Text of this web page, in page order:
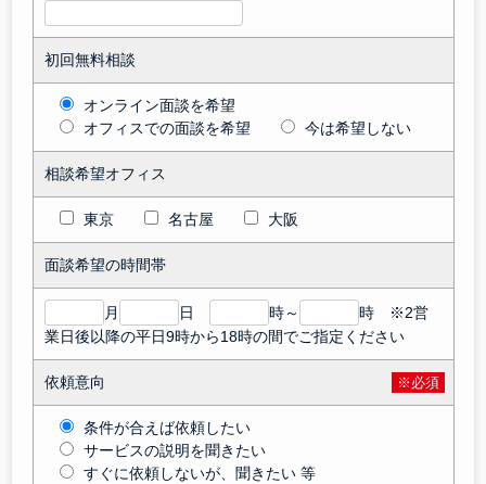
初回無料相談
オンライン面談を希望
オフィスでの面談を希望
今は希望しない
相談希望オフィス
東京 名古屋 大阪
面談希望の時間帯
月 日 時～
時 ※2営
業日後以降の平日9時から18時の間でご指定ください
依頼意向 ※必須
条件が合えば依頼したい
サービスの説明を聞きたい
すぐに依頼しないが、聞きたい 等